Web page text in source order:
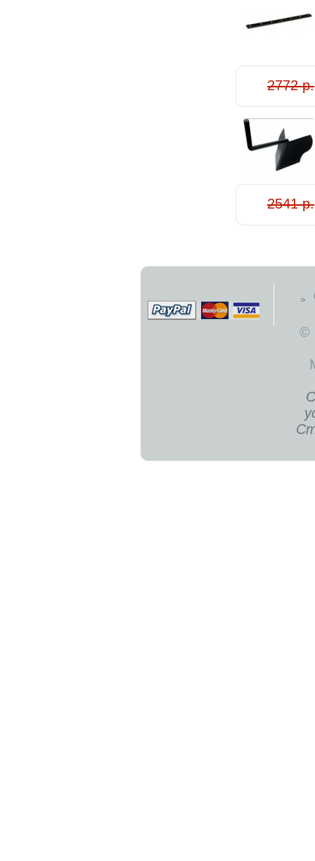
2772 р.
2541 р.
©